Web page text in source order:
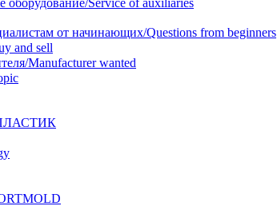
от начинающих/Questions from beginners
and sell
Manufacturer wanted